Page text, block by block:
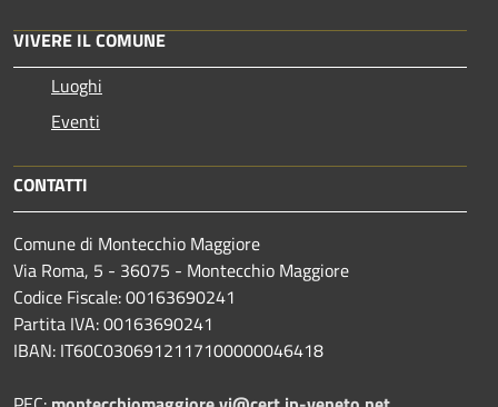
VIVERE IL COMUNE
Luoghi
Eventi
CONTATTI
Comune di Montecchio Maggiore
Via Roma, 5 - 36075 - Montecchio Maggiore
Codice Fiscale: 00163690241
Partita IVA: 00163690241
IBAN: IT60C0306912117100000046418